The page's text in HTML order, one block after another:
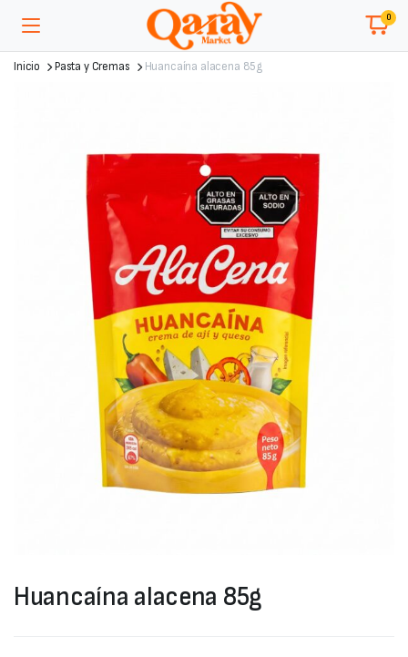
0
Inicio Pasta y Cremas Huancaína alacena 85g
Huancaína alacena 85g